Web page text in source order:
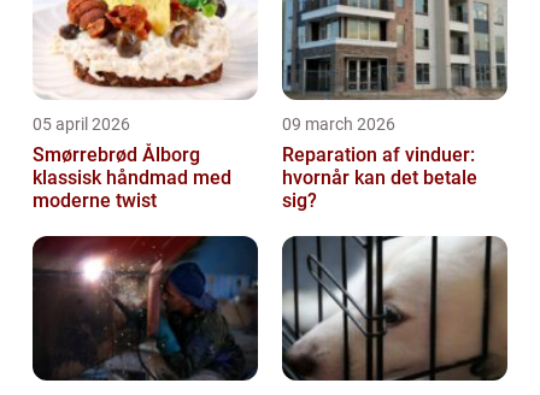
05 april 2026
Smørrebrød Ålborg
klassisk håndmad med
moderne twist
09 march 2026
Reparation af vinduer:
hvornår kan det betale
sig?